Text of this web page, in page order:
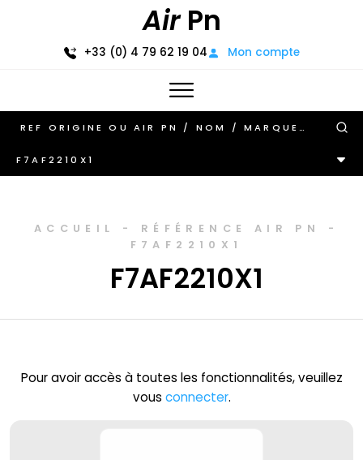
AirPn
+33 (0) 4 79 62 19 04 Mon compte
F7AF2210X1
ACCUEIL - RÉFÉRENCE AIR PN
-
F7AF2210X1
F7AF2210X1
Pour avoir accès à toutes les fonctionnalités, veuillez
vous connecter.